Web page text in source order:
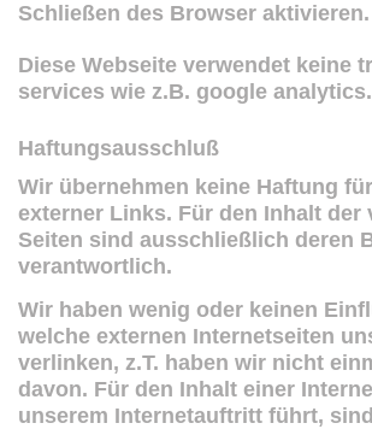
Schließen des Browser aktivieren.
Diese Webseite verwendet keine
services wie z.B. google analytics.
Haftungsausschluß
Wir übernehmen keine Haftung
externer Links. Für den Inhalt der
Seiten sind ausschließlich deren
verantwortlich.
Wir haben wenig oder keinen
welche externen Internetseiten
verlinken, z.T. haben wir nicht
davon. Für den Inhalt einer
unserem Internetauftritt führt,